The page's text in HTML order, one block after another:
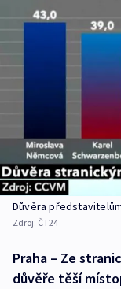
Důvěra
Zdroj: ČT24
Praha – Ze
důvěře těší